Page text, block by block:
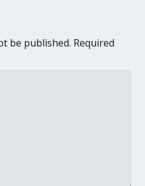
be published. Required